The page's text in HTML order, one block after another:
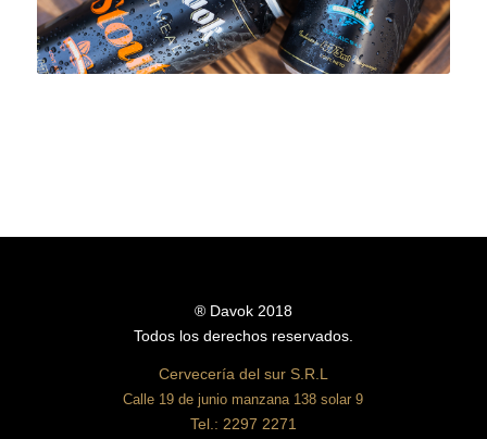
® Davok 2018
Todos los derechos reservados.
Cervecería del sur S.R.L
Calle 19 de junio manzana 138 solar 9
Tel.: 2297 2271